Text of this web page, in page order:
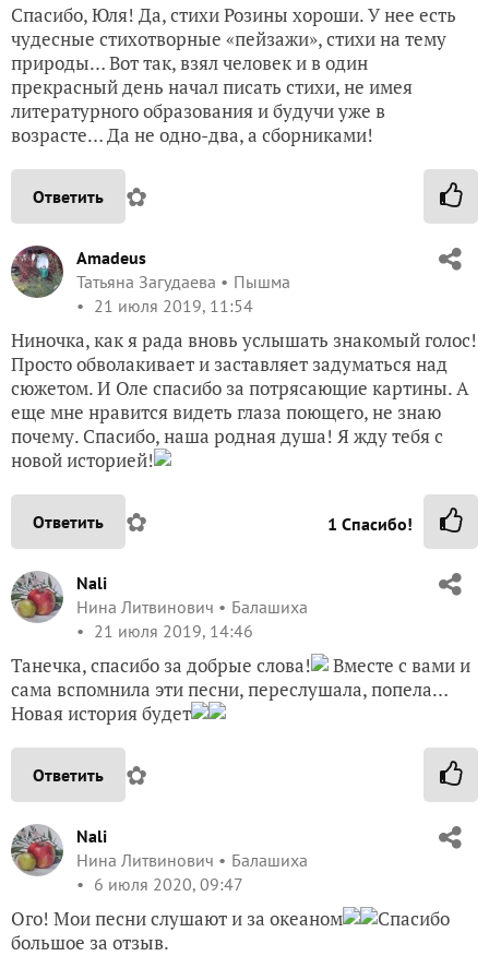
Спасибо, Юля! Да, стихи Розины хороши. У нее есть
чудесные стихотворные «пейзажи», стихи на тему
природы… Вот так, взял человек и в один
прекрасный день начал писать стихи, не имея
литературного образования и будучи уже в
возрасте… Да не одно-два, а сборниками!
Ответить ✿
Amadeus
Татьяна Загудаева
Пышма
21 июля 2019, 11:54
Ниночка, как я рада вновь услышать знакомый голос!
Просто обволакивает и заставляет задуматься над
сюжетом. И Оле спасибо за потрясающие картины. А
еще мне нравится видеть глаза поющего, не знаю
почему. Спасибо, наша родная душа! Я жду тебя с
новой историей!
Ответить ✿ 1 Спасибо!
Nali
Нина Литвинович
Балашиха
21 июля 2019, 14:46
Танечка, спасибо за добрые слова!
Вместе с вами и
сама вспомнила эти песни, переслушала, попела…
Новая история будет
Ответить ✿
Nali
Нина Литвинович
Балашиха
6 июля 2020, 09:47
Ого! Мои песни слушают и за океаном
Спасибо
большое за отзыв.